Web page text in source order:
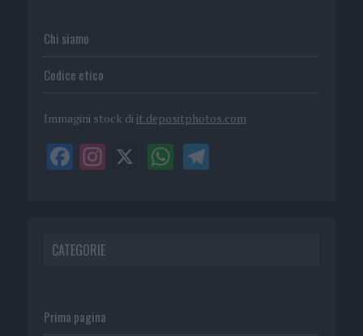
Chi siamo
Codice etico
Immagini stock di it.depositphotos.com
CATEGORIE
Prima pagina